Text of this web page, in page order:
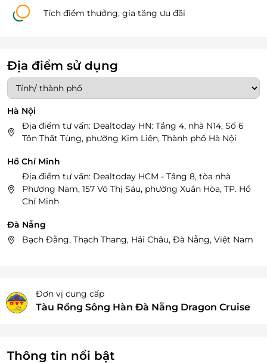
Tích điểm thưởng, gia tăng ưu đãi
Địa điểm sử dụng
Hà Nội
Địa điểm tư vấn: Dealtoday HN: Tầng 4, nhà N14, Số 6
Tôn Thất Tùng, phường Kim Liên, Thành phố Hà Nội
Hồ Chí Minh
Địa điểm tư vấn: Dealtoday HCM - Tầng 8, tòa nhà
Phương Nam, 157 Võ Thị Sáu, phường Xuân Hòa, TP. Hồ
Chí Minh
Đà Nẵng
Bạch Đằng, Thạch Thang, Hải Châu, Đà Nẵng, Việt Nam
Đơn vị cung cấp
Tàu Rồng Sông Hàn Đà Nẵng Dragon Cruise
Thông tin nổi bật